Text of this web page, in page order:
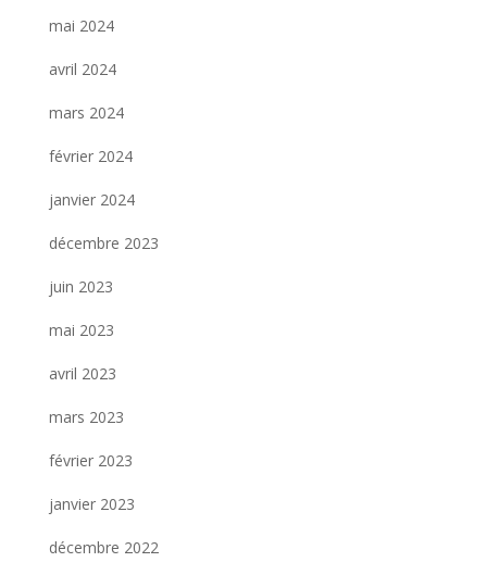
mai 2024
avril 2024
mars 2024
février 2024
janvier 2024
décembre 2023
juin 2023
mai 2023
avril 2023
mars 2023
février 2023
janvier 2023
décembre 2022